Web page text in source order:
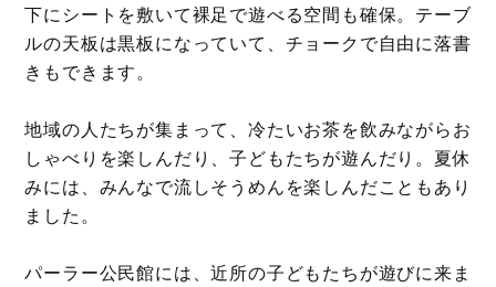
下にシートを敷いて裸足で遊べる空間も確保。テーブ
ルの天板は黒板になっていて、チョークで自由に落書
きもできます。
地域の人たちが集まって、冷たいお茶を飲みながらお
しゃべりを楽しんだり、子どもたちが遊んだり。夏休
みには、みんなで流しそうめんを楽しんだこともあり
ました。
パーラー公民館には、近所の子どもたちが遊びに来ま